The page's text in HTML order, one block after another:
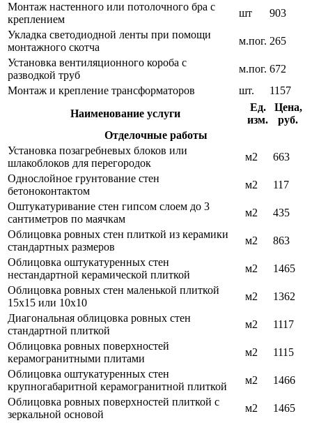
Монтаж настенного или потолочного бра с
креплением
шт
903
Укладка светодиодной ленты при помощи
монтажного скотча
м.пог. 265
Установка вентиляционного короба с
разводкой труб
м.пог. 672
Монтаж и крепление трансформаторов
шт.
1157
Наименование услуги
Ед.
изм.
Цена,
руб.
Отделочные работы
Установка позагребневых блоков или
шлакоблоков для перегородок
м2
663
Однослойное грунтование стен
бетоноконтактом
м2
117
Оштукатуривание стен гипсом слоем до 3
сантиметров по маячкам
м2
435
Облицовка ровных стен плиткой из керамики
стандартных размеров
м2
863
Облицовка оштукатуренных стен
нестандартной керамической плиткой
м2
1465
Облицовка ровных стен маленькой плиткой
15х15 или 10х10
м2
1362
Диагональная облицовка ровных стен
стандартной плиткой
м2
1117
Облицовка ровных поверхностей
керамогранитными плитами
м2
1115
Облицовка оштукатуренных стен
крупногабаритной керамогранитной плиткой
м2
1466
Облицовка ровных поверхностей плиткой с
зеркальной основой
м2
1465